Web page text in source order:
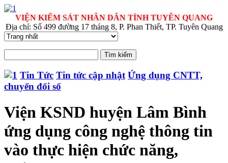
VIỆN KIỂM SÁT NHÂN DÂN TỈNH TUYÊN QUANG
Địa chỉ: Số 499 đường 17 tháng 8, P. Phan Thiết, TP. Tuyên Quang
Tin Tức Tin tức cập nhật Ứng dụng CNTT,
chuyển đổi số
Viện KSND huyện Lâm Bình
ứng dụng công nghệ thông tin
vào thực hiện chức năng,